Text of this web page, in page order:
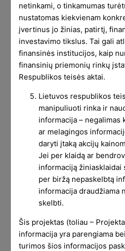
i) rašyti ketvirtines
krepšelį ir įvykius su
maždaug kaip įprastos
ataskaitos tik rečiau.
ii) dabartinį LP
puslapį, kuriam būtų
rezultatų grafikas
pdf.
iii) tiesiog palikti kas
istorijai ir nebetęsti LP.
Tad kodėl pasirinkau būtent
Jūs siūlėte rinktis pirmą.
o trečią buvo gaila daryti.
projektu lėmė daugybę
netinkami, o tinkamumas
nustatomas kiekvienam
įvertinus jo žinias, patirtį,
investavimo tikslus. Tai gali
finansinės institucijos, kaip
finansinių priemonių rinkų
Respublikos teisės aktai.
Lietuvos respublikos
manipuliuoti rinka ir
informacija – negalimas
ar melagingos
daryti įtaką akcijų
Jei per klaidą ar
informaciją žiniasklaidai
per biržą nepaskelbtą
informacija draudžiama
skelbti.
Šis projektas (toliau –
informacija yra parengiama
turimos šios informacijos